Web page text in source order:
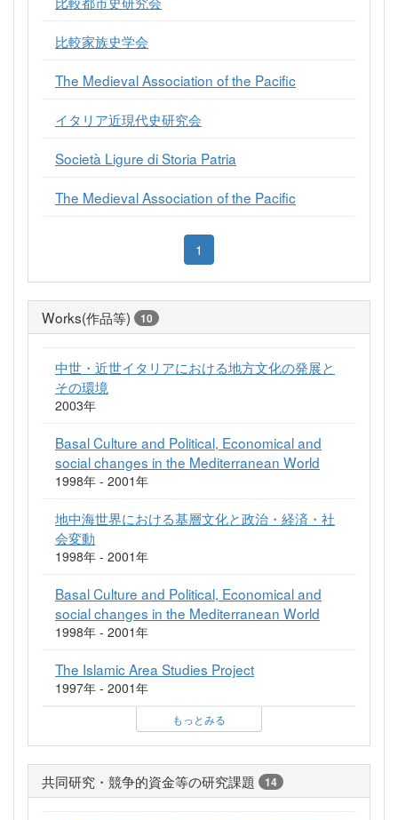
比較家族史学会
The Medieval Association of the Pacific
イタリア近現代史研究会
Società Ligure di Storia Patria
The Medieval Association of the Pacific
1
Works(作品等) 10
中世・近世イタリアにおける地方文化の発展と
その環境
2003年
Basal Culture and Political, Economical and
social changes in the Mediterranean World
1998年 - 2001年
地中海世界における基層文化と政治・経済・社
会変動
1998年 - 2001年
Basal Culture and Political, Economical and
social changes in the Mediterranean World
1998年 - 2001年
The Islamic Area Studies Project
1997年 - 2001年
もっとみる
共同研究・競争的資金等の研究課題 14